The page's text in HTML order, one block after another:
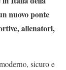
nuovo ponte
allenatori,
sicuro e